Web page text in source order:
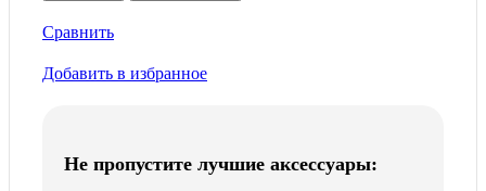
Сравнить
Добавить в избранное
Не пропустите лучшие аксессуары: